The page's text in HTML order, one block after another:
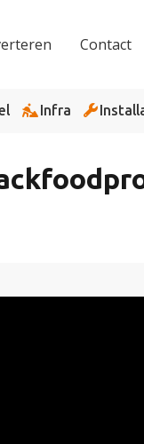
Contact
Infra